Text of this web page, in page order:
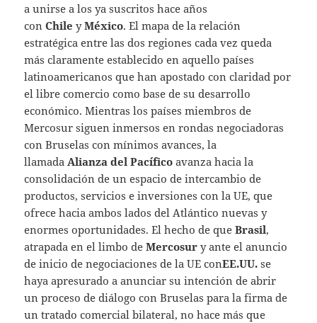
a unirse a los ya suscritos hace años
conChile yMéxico. El mapa de la relación
estratégica entre las dos regiones cada vez queda
más claramente establecido en aquello países
latinoamericanos que han apostado con claridad por
el libre comercio como base de su desarrollo
económico. Mientras los países miembros de
Mercosur siguen inmersos en rondas negociadoras
con Bruselas con mínimos avances, la
llamadaAlianza del Pacíficoavanza hacia la
consolidación de un espacio de intercambio de
productos, servicios e inversiones con la UE, que
ofrece hacia ambos lados del Atlántico nuevas y
enormes oportunidades. El hecho de queBrasil,
atrapada en el limbo deMercosur y ante el anuncio
de inicio de negociaciones de la UE conEE.UU. se
haya apresurado a anunciar su intención de abrir
un proceso de diálogo con Bruselas para la firma de
un tratado comercial bilateral, no hace más que